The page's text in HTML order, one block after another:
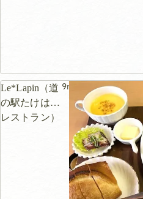
Le*Lapin（道
の駅たけはら
レストラン）
9m